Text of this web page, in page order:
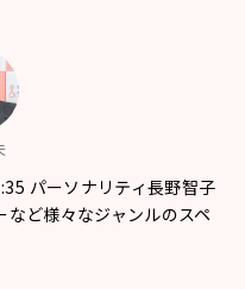
パーソナリティ長野智子
ど様々なジャンルのスペ